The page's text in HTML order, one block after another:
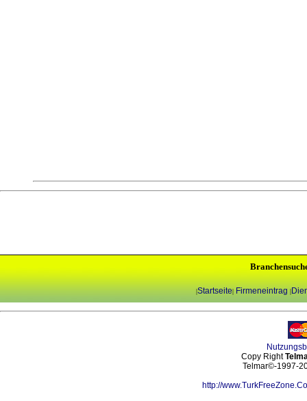
|Startseite| Firmeneintrag |
Copy Right
Telmar©-1997-
http://